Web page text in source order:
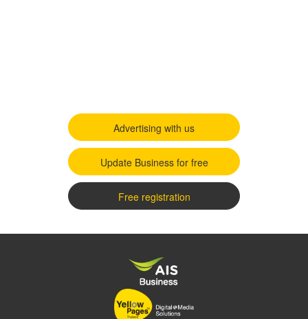
Advertising with us
Update Business for free
Free registration